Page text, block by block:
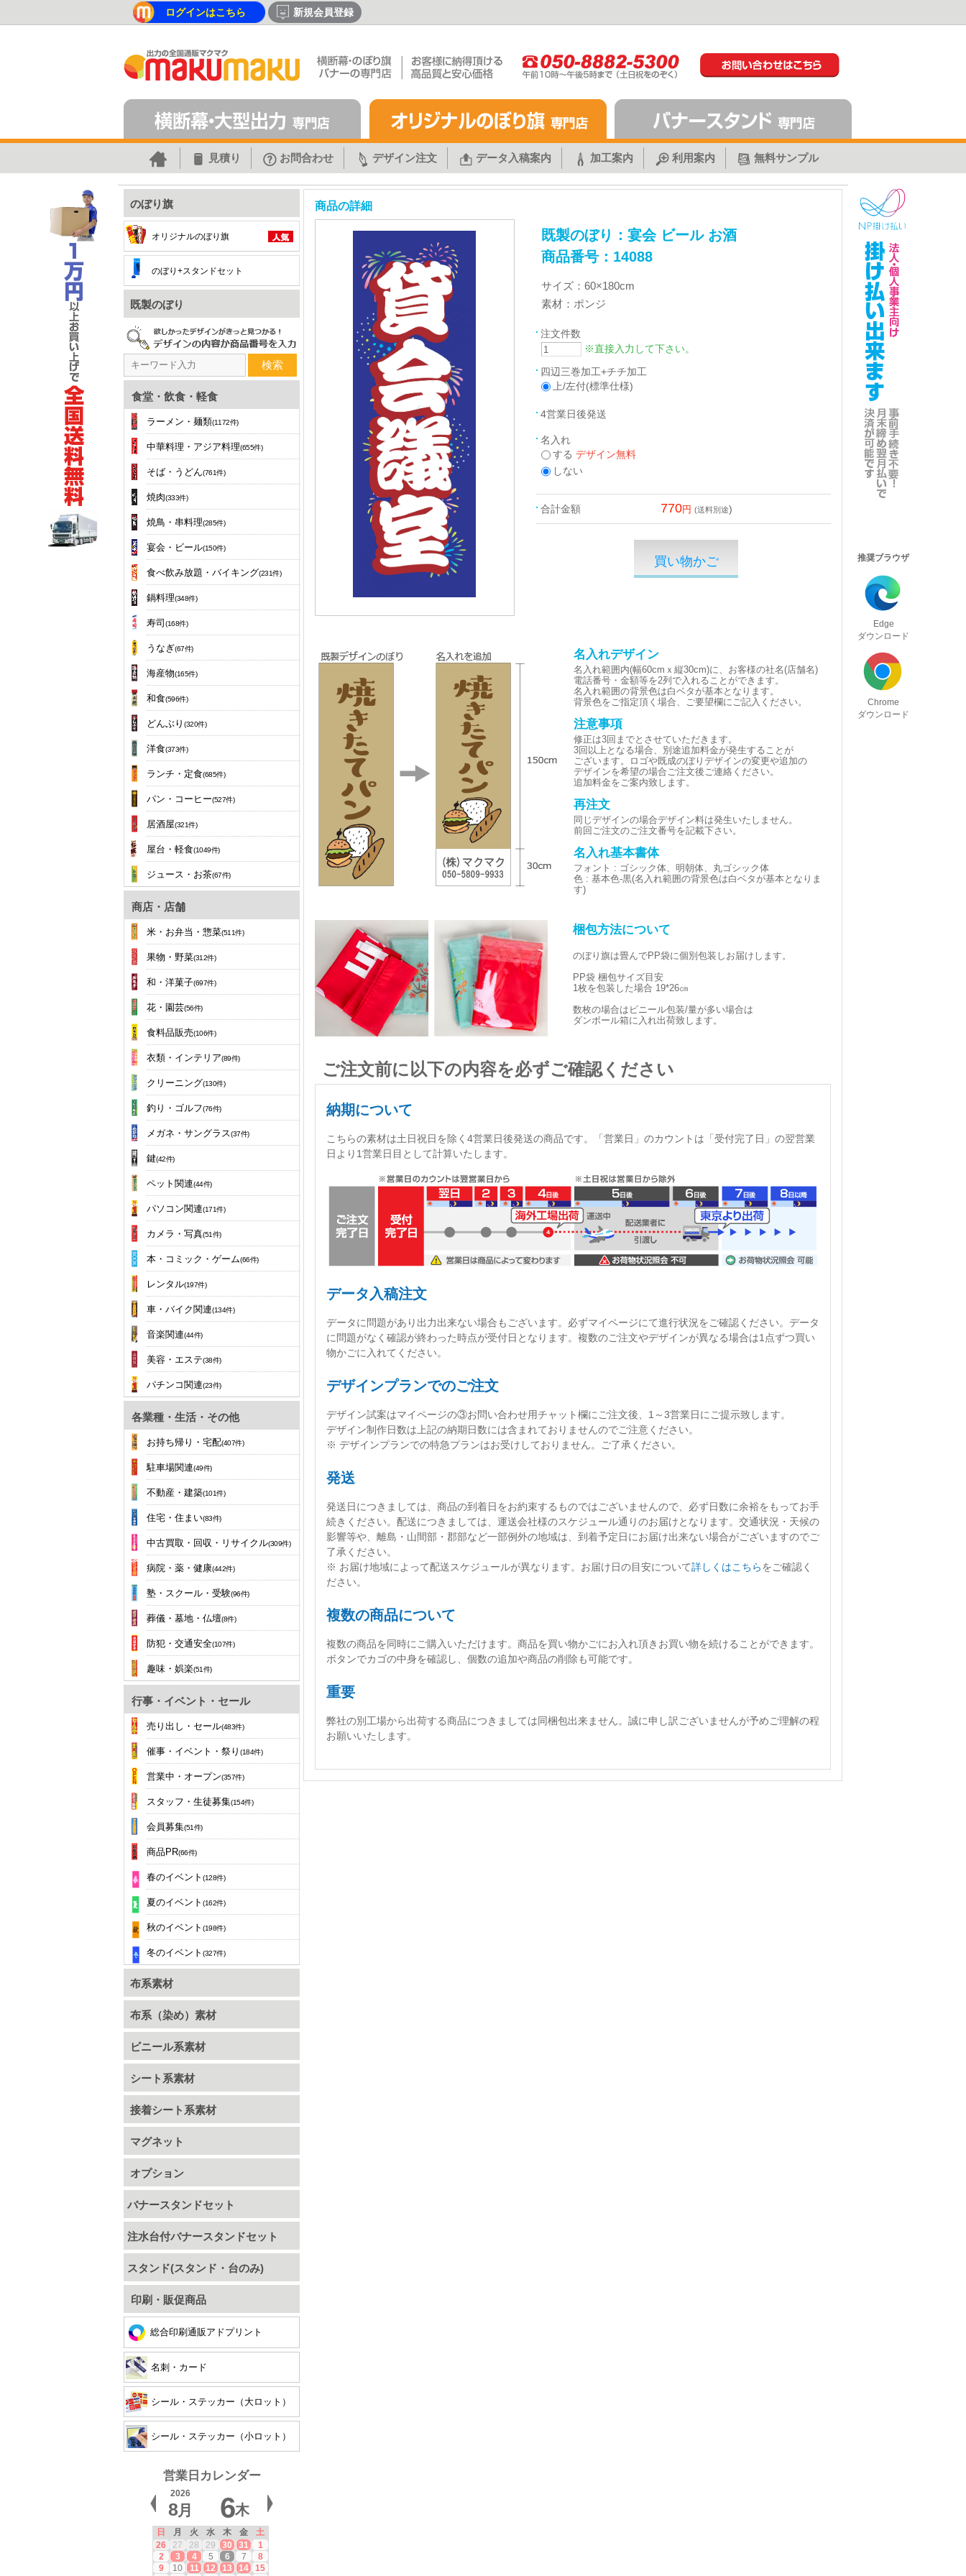
ログインはこちら 新規会員登録
見積り お問合わせ デザイン注文 データ入稿案内 加工案内 利用案内 無料サンプル
のぼり旗
オリジナルのぼり旗
のぼり+スタンドセット
既製のぼり
検索
食堂・飲食・軽食
ラーメン・麺類(1172件)
中華料理・アジア料理(655件)
そば・うどん(761件)
焼肉(333件)
焼鳥・串料理(285件)
宴会・ビール(150件)
食べ飲み放題・バイキング(231件)
鍋料理(348件)
寿司 (168件)
うなぎ(67件)
海産物(165件)
和食(596件)
どんぶり (320件)
洋食(373件)
ランチ・定食(685件)
パン・コーヒー(527件)
居酒屋(321件)
屋台・軽食(1049件)
ジュース・お茶(67件)
商店・店舗
米・お弁当・惣菜(511件)
果物・野菜(312件)
和・洋菓子(697件)
花・園芸(56件)
食料品販売(106件)
衣類・インテリア(89件)
クリーニング(130件)
釣り・ゴルフ(76件)
メガネ・サングラス(37件)
鍵(42件)
ペット関連(44件)
パソコン関連(171件)
カメラ・写真(51件)
本・コミック・ゲーム(66件)
レンタル(197件)
車・バイク関連(134件)
音楽関連(44件)
美容・エステ(38件)
パチンコ関連(23件)
各業種・生活・その他
お持ち帰り・宅配(407件)
駐車場関連(49件)
不動産・建築(101件)
住宅・住まい(83件)
中古買取・回収・リサイクル(309件)
病院・薬・健康(442件)
塾・スクール・受験(96件)
葬儀・墓地・仏壇(8件)
防犯・交通安全(107件)
趣味・娯楽(51件)
行事・イベント・セール
売り出し・セール(483件)
催事・イベント・祭り (184件)
営業中・オープン(357件)
スタッフ・生徒募集(154件)
会員募集(51件)
商品PR(66件)
春のイベント (128件)
夏のイベント (162件)
秋のイベント (198件)
冬のイベント (327件)
布系素材
布系（染め）素材
ビニール系素材
シート系素材
接着シート系素材
マグネット
オプション
バナースタンドセット
注水台付バナースタンドセット
スタンド(スタンド・台のみ)
印刷・販促商品
総合印刷通販アドプリント
名刺・カード
シール・ステッカー（大ロット）
シール・ステッカー（小ロット）
営業日カレンダー
2026
8月 6木
日 月 火 水 木 金
土
26
27 28 29 30 31
1
2
3 4 5 6 7
8
9
10 11 12 13 14
15
推奨ブラウザ
Edge
ダウンロード
Chrome
ダウンロード
商品の詳細
既製のぼり：宴会 ビール お酒
商品番号：14088
サイズ：60×180cm
素材：ポンジ
注文件数
※直接入力して下さい。
四辺三巻加工+チチ加工
上/左付(標準仕様)
4営業日後発送
名入れ
する デザイン無料
しない
合計金額 770 (送料別途)
名入れデザイン
名入れ範囲内(幅60cmｘ縦30cm)に、お客様の社名(店舗名)
電話番号・金額等を2列で入れることができます。
名入れ範囲の背景色は白ベタが基本となります。
背景色をご指定頂く場合、ご要望欄にご記入ください。
注意事項
修正は3回までとさせていただきます。
3回以上となる場合、別途追加料金が発生することが
ございます。ロゴや既成のぼりデザインの変更や追加の
デザインを希望の場合ご注文後ご連絡ください。
追加料金をご案内致します。
再注文
同じデザインの場合デザイン料は発生いたしません。
前回ご注文のご注文番号を記載下さい。
名入れ基本書体
フォント : ゴシック体、明朝体、丸ゴシック体
色 : 基本色-黒(名入れ範囲の背景色は白ベタが基本となりま
す)
梱包方法について
のぼり旗は畳んでPP袋に個別包装しお届けします。
PP袋 梱包サイズ目安
1枚を包装した場合 19*26㎝
数枚の場合はビニール包装/量が多い場合は
ダンボール箱に入れ出荷致します。
ご注文前に以下の内容を必ずご確認ください
納期について
こちらの素材は土日祝日を除く4営業日後発送の商品です。「営業日」のカウントは「受付完了日」の翌営業
日より1営業日目として計算いたします。
データ入稿注文
データに問題があり出力出来ない場合もございます。必ずマイページにて進行状況をご確認ください。 データ
に問題がなく確認が終わった時点が受付日 となります。複数のご注文やデザインが異なる場合は1点ずつ買い
物かごに入れてください。
デザインプランでのご注文
デザイン試案はマイページの③お問い合わせ用チャット欄にご注文後、 1～3営業日にご提示致します。
デザイン制作日数は上記の納期日数には含まれておりませんのでご注意ください。
※ デザインプランでの特急プランはお受けしておりません。ご了承ください。
発送
発送日につきましては、 商品の到着日をお約束するものではございませんので、必ず日数に余裕をもってお手
続きください。配送につきましては、運送会社様のスケジュール通りのお届けとなります。交通状況・天候の
影響等や、離島・山間部・郡部など一部例外の地域は、到着予定日にお届け出来ない場合がございますのでご
了承ください。
※ お届け地域によって配送スケジュールが異なります。お届け日の目安について詳しくはこちらをご確認く
ださい。
複数の商品について
複数の商品を同時にご購入いただけます。商品を買い物かごにお入れ頂きお買い物を続けることができます。
ボタンでカゴの中身を確認し、個数の追加や商品の削除も可能です。
重要
弊社の別工場から出荷する商品につきましては同梱包出来ません。誠に申し訳ございませんが予めご理解の程
お願いいたします。